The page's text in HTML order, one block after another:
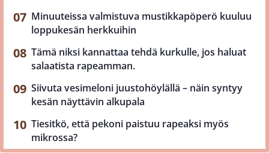
Minuuteissa valmistuva mustikkapöperö kuuluu
loppukesän herkkuihin
Tämä niksi kannattaa tehdä kurkulle, jos haluat
salaatista rapeamman.
Siivuta vesimeloni juustohöylällä – näin syntyy
kesän näyttävin alkupala
Tiesitkö, että pekoni paistuu rapeaksi myös
mikrossa?